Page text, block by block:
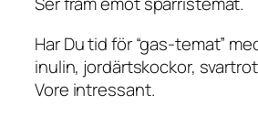
Har Du tid för “gas-temat”
inulin, jordärtskockor,
Vore intressant.